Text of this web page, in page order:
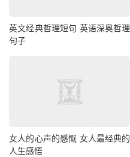
英文经典哲理短句 英语深奥哲理
句子
女人的心声的感慨 女人最经典的
人生感悟